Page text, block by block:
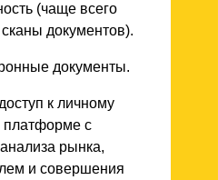
(чаще всего
сканы документов).
документы.
к личному
платформе с
рынка,
и совершения